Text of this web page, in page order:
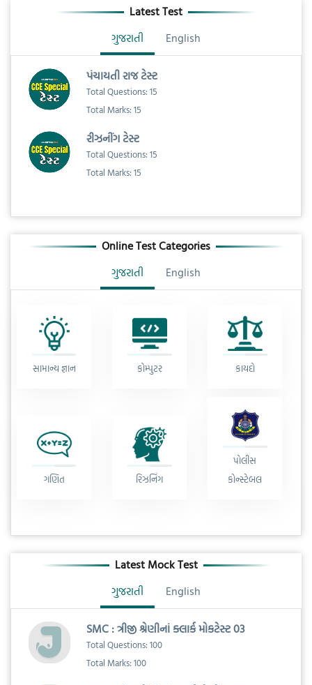
Latest Test
ગુજરાતી
English
પંચાયતી રાજ ટેસ્ટ
Total Questions: 15
Total Marks: 15
રીઝનીંગ ટેસ્ટ
Total Questions: 15
Total Marks: 15
Online Test Categories
ગુજરાતી
English
સામાન્ય જ્ઞાન કોમ્પુટર કાયદો
ગણિત રિઝનિંગ
પોલીસ
કોન્સ્ટેબલ
Latest Mock Test
ગુજરાતી
English
SMC : ત્રીજી શ્રેણીનાં ક્લાર્ક મોકટેસ્ટ 03
Total Questions: 100
Total Marks: 100